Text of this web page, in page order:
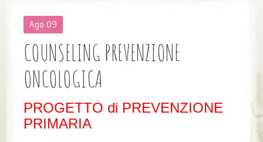
Ago 09
COUNSELING PREVENZIONE
ONCOLOGICA
PROGETTO di PREVENZIONE
PRIMARIA